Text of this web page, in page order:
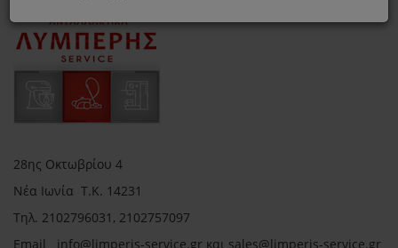
28ης Οκτωβρίου 4
Νέα Ιωνία Τ.Κ. 14231
Τηλ. 2102796031, 2102757097
Email info@limperis-service.gr και sales@limperis-service.gr